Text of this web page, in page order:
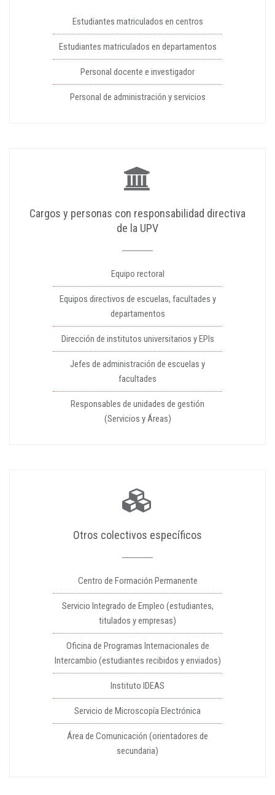
Estudiantes matriculados en centros
Estudiantes matriculados en departamentos
Personal docente e investigador
Personal de administración y servicios
Cargos y personas con responsabilidad directiva
de la UPV
Equipo rectoral
Equipos directivos de escuelas, facultades y
departamentos
Dirección de institutos universitarios y EPIs
Jefes de administración de escuelas y
facultades
Responsables de unidades de gestión
(Servicios y Áreas)
Otros colectivos específicos
Centro de Formación Permanente
Servicio Integrado de Empleo (estudiantes,
titulados y empresas)
Oficina de Programas Internacionales de
Intercambio (estudiantes recibidos y enviados)
Instituto IDEAS
Servicio de Microscopía Electrónica
Área de Comunicación (orientadores de
secundaria)